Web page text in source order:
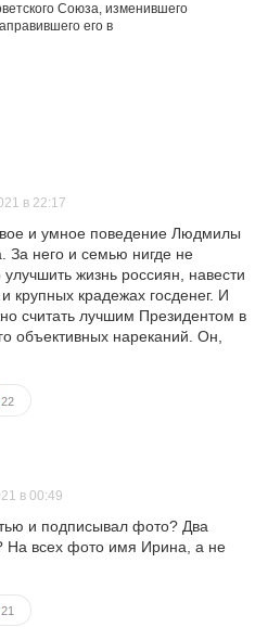
Союза, изменившего
его в
в 22:17
и умное поведение Людмилы
За него и семью нигде не
жизнь россиян, навести
крупных крадежах госденег. И
считать лучшим Президентом в
объективных нареканий. Он,
22
в 00:49
и подписывал фото? Два
На всех фото имя Ирина, а не
21